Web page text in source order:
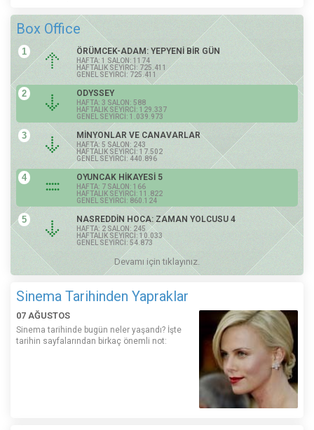
Box Office
1 ÖRÜMCEK-ADAM: YEPYENİ BİR GÜN
HAFTA: 1 SALON: 1174
HAFTALIK SEYİRCİ: 725.411
GENEL SEYİRCİ: 725.411
2 ODYSSEY
HAFTA: 3 SALON: 588
HAFTALIK SEYİRCİ: 129.337
GENEL SEYİRCİ: 1.039.973
3 MİNYONLAR VE CANAVARLAR
HAFTA: 5 SALON: 243
HAFTALIK SEYİRCİ: 17.502
GENEL SEYİRCİ: 440.896
4 OYUNCAK HİKAYESİ 5
HAFTA: 7 SALON: 166
HAFTALIK SEYİRCİ: 11.822
GENEL SEYİRCİ: 860.124
5 NASREDDİN HOCA: ZAMAN YOLCUSU 4
HAFTA: 2 SALON: 245
HAFTALIK SEYİRCİ: 10.033
GENEL SEYİRCİ: 54.873
Devamı için tıklayınız.
Sinema Tarihinden Yapraklar
07 AĞUSTOS
Sinema tarihinde bugün neler yaşandı? İşte
tarihin sayfalarından birkaç önemli not: